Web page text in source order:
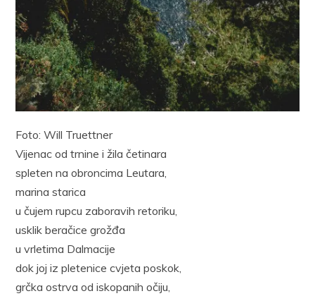
Foto: Will Truettner
Vijenac od trnine i žila četinara
spleten na obroncima Leutara,
marina starica
u čujem rupcu zaboravih retoriku,
usklik beračice grožđa
u vrletima Dalmacije
dok joj iz pletenice cvjeta poskok,
grčka ostrva od iskopanih očiju,